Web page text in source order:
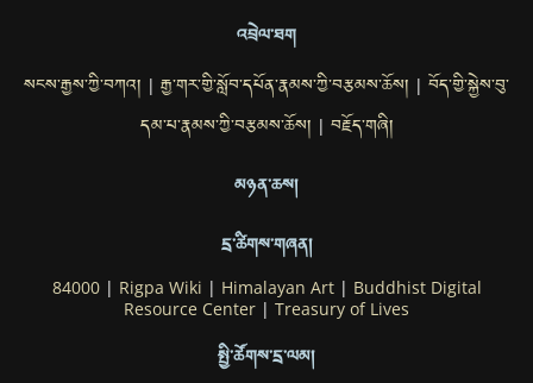
འབྲེལ་ཐག
སངས་རྒྱས་ཀྱི་བཀའ། རྒྱ་གར་གྱི་སློབ་དཔོན་རྣམས་ཀྱི་བརྩམས་ཆོས། བོད་གྱི་སྐྱེས་བུ་
དམ་པ་རྣམས་ཀྱི་བརྩམས་ཆོས། བརྗོད་གཞི།
མཉན་ཆས།
དྲ་ཚིགས་གཞན།
84000| Rigpa Wiki Himalayan Art| Buddhist Digital
Resource Center
Treasury of Lives
སྤྱི་ཚོགས་དྲ་ལམ།